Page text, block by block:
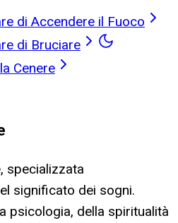
di Accendere il Fuoco
di Bruciare
Cenere
specializzata
significato dei sogni.
psicologia, della spiritualità